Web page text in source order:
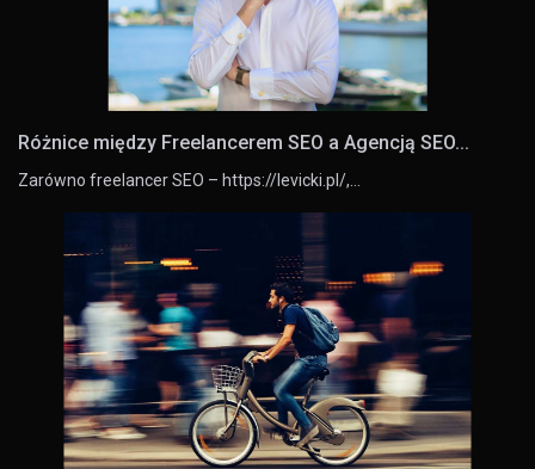
Różnice między Freelancerem SEO a Agencją SEO...
Zarówno freelancer SEO – https://levicki.pl/,…